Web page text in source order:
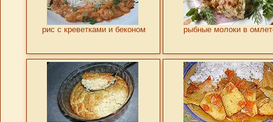
рис с креветками и беконом рыбные молоки в